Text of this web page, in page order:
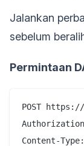
Jalankan
sebelum
Permintaan
POST
Content-